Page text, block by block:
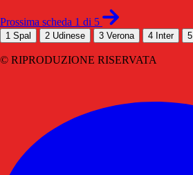
Prossima scheda 1 di 5
1 Spal 2 Udinese 3 Verona 4 Inter 5
© RIPRODUZIONE RISERVATA